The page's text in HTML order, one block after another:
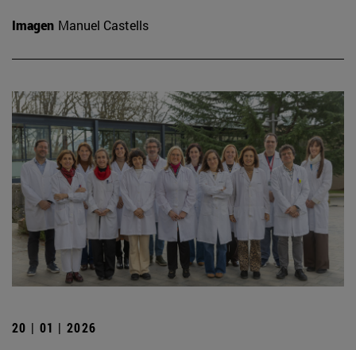
Imagen Manuel Castells
20 | 01 | 2026